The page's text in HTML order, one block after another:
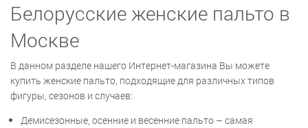
Белорусские женские пальто в
Москве
В данном разделе нашего Интернет-магазина Вы можете
купить женские пальто, подходящие для различных типов
фигуры, сезонов и случаев:
Демисезонные, осенние и весенние пальто – самая